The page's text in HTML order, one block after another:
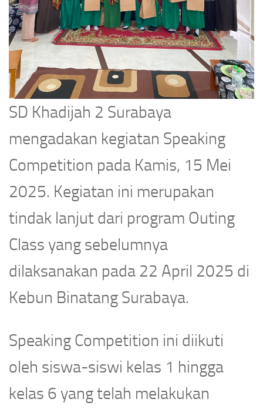
SD Khadijah 2 Surabaya
mengadakan kegiatan Speaking
Competition pada Kamis, 15 Mei
2025. Kegiatan ini merupakan
tindak lanjut dari program Outing
Class yang sebelumnya
dilaksanakan pada 22 April 2025 di
Kebun Binatang Surabaya.
Speaking Competition ini diikuti
oleh siswa-siswi kelas 1 hingga
kelas 6 yang telah melakukan